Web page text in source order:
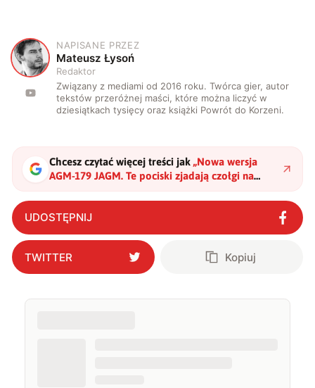
M
NAPISANE PRZEZ
Mateusz Łysoń
Redaktor
Związany z mediami od 2016 roku. Twórca gier, autor
tekstów przeróżnej maści, które można liczyć w
dziesiątkach tysięcy oraz książki Powrót do Korzeni.
Chcesz czytać więcej treści jak „Nowa wersja
AGM-179 JAGM. Te pociski zjadają czołgi na
śniadanie i stają się coraz lepsze"?
UDOSTĘPNIJ
TWITTER Kopiuj